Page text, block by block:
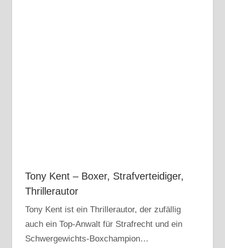
Tony Kent – Boxer, Strafverteidiger,
Thrillerautor
Tony Kent ist ein Thrillerautor, der zufällig
auch ein Top-Anwalt für Strafrecht und ein
Schwergewichts-Boxchampion…